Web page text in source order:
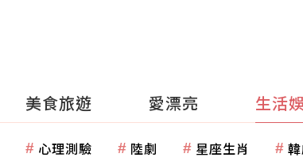
美食旅遊 愛漂亮 生活
心理測驗 陸劇 星座生肖